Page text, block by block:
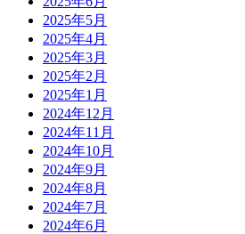
2025年5月
2025年4月
2025年3月
2025年2月
2025年1月
2024年12月
2024年11月
2024年10月
2024年9月
2024年8月
2024年7月
2024年6月